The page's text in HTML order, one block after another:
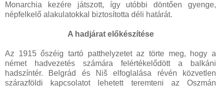
Monarchia kezére játszott, így utóbbi döntően gyenge,
népfelkelő alakulatokkal biztosította déli határát.
A hadjárat előkészítése
Az 1915 őszéig tartó patthelyzetet az törte meg, hogy a
német hadvezetés számára felértékelődött a balkáni
hadszíntér. Belgrád és Niš elfoglalása révén közvetlen
szárazföldi kapcsolatot lehetett teremteni az Oszmán